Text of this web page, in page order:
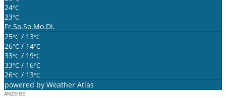
24°C
23°C
Fr.Sa.So.Mo.Di.
25°C / 13°C
26°C / 14°C
33°C / 19°C
33°C / 16°C
26°C / 13°C
powered by Weather Atlas
ANZEIGE